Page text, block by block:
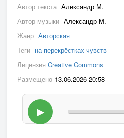
Автор текста Александр М.
Автор музыки Александр М.
Жанр Авторская
Теги на перекрёстках чувств
Лицензия Creative Commons
Размещено 13.06.2026 20:58
▶